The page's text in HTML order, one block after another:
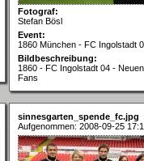
Fotograf:
Stefan Bösl
Event:
1860 München - FC Ingolstadt
Bildbeschreibung:
1860 - FC Ingolstadt 04 -
Fans
sinnesgarten_spende_fc.jpg
Aufgenommen: 2008-09-25